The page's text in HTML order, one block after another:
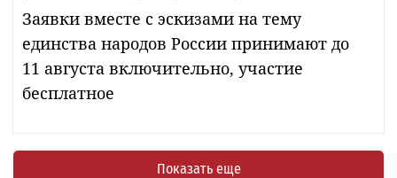
Заявки вместе с эскизами на тему
единства народов России принимают до
11 августа включительно, участие
бесплатное
Показать еще